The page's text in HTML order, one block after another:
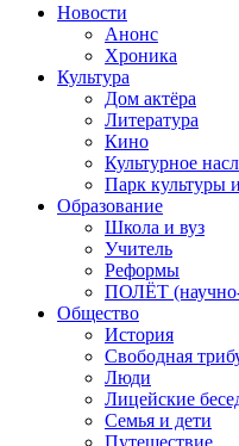
Новости
Анонс
Хроника
Культура
Дом актёра
Литература
Кино
Культурное
Парк культуры
Образование
Школа и вуз
Учитель
Реформы
ПОЛЁТ (научно-
Общество
История
Свободная
Люди
Лицейские
Семья и дети
Путешествие